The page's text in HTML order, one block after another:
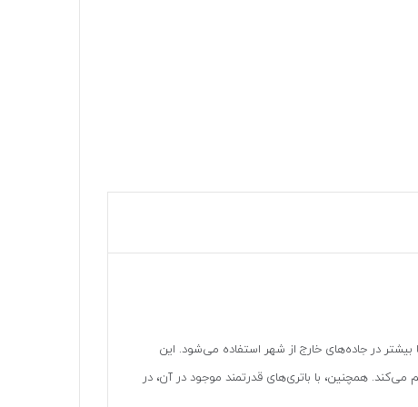
در جاده‌های خارج از شهر استفاده می‌شود. این
می‌کند. همچنین، با باتری‌های قدرتمند موجود در آن، در